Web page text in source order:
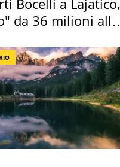
Bocelli a Lajatico,
da 36 milioni alla